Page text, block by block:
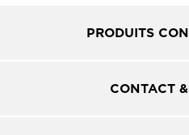
PRODUITS
CONTACT